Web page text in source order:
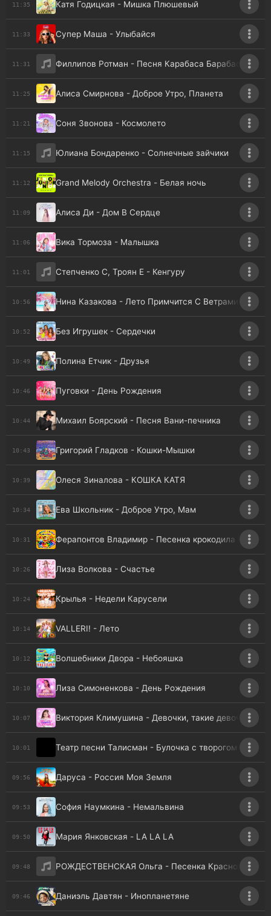
11:35 Катя Годицкая - Мишка Плюшевый
11:33 Супер Маша - Улыбайся
11:31 Филлипов Ротман - Песня Карабаса Барабаса
11:25 Алиса Смирнова - Доброе Утро, Планета
11:21 Соня Звонова - Космолето
11:15 Юлиана Бондаренко - Солнечные зайчики
11:12 Grand Melody Orchestra - Белая ночь
11:09 Алиса Ди - Дом В Сердце
11:06 Вика Тормоза - Малышка
11:01 Степченко С, Троян Е - Кенгуру
10:56 Нина Казакова - Лето Примчится С Ветрами
10:52 Без Игрушек - Сердечки
10:49 Полина Етчик - Друзья
10:46 Пуговки - День Рождения
10:44 Михаил Боярский - Песня Вани-печника
10:43 Григорий Гладков - Кошки-Мышки
10:39 Олеся Зиналова - КОШКА КАТЯ
10:34 Ева Школьник - Доброе Утро, Мам
10:31 Ферапонтов Владимир - Песенка крокодила Гены
10:26 Лиза Волкова - Счастье
10:24 Крылья - Недели Карусели
10:14 VALLERI! - Лето
10:12 Волшебники Двора - Небояшка
10:10 Лиза Симоненкова - День Рождения
10:07 Виктория Климушина - Девочки, такие девочки
10:01 Театр песни Талисман - Булочка с творогом
09:56 Даруса - Россия Моя Земля
09:53 София Наумкина - Немальвина
09:50 Мария Янковская - LA LA LA
09:48 РОЖДЕСТВЕНСКАЯ Ольга - Песенка Красной
09:46 Даниэль Давтян - Инопланетяне